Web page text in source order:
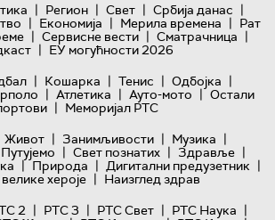
| Регион | Свет | Србија данас |
| Економија | Мерила времена | Рат
| Сервисне вести | Сматрачница |
| ЕУ могућности 2026
| Кошарка | Тенис | Одбојка |
| Атлетика | Ауто-мото | Остали
| Меморијал РТС
Живот | Занимљивости | Музика |
Путујемо | Свет познатих | Здравље |
| Природа | Дигитални предузетник |
хероје | Наизглед здрав
2 | РТС 3 | РТС Свет | РТС Наука |